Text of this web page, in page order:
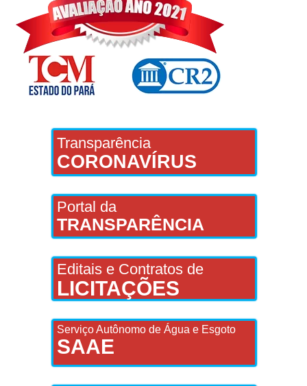
Transparência
CORONAVÍRUS
Portal da
TRANSPARÊNCIA
Editais e Contratos de
LICITAÇÕES
Serviço Autônomo de Água e Esgoto
SAAE